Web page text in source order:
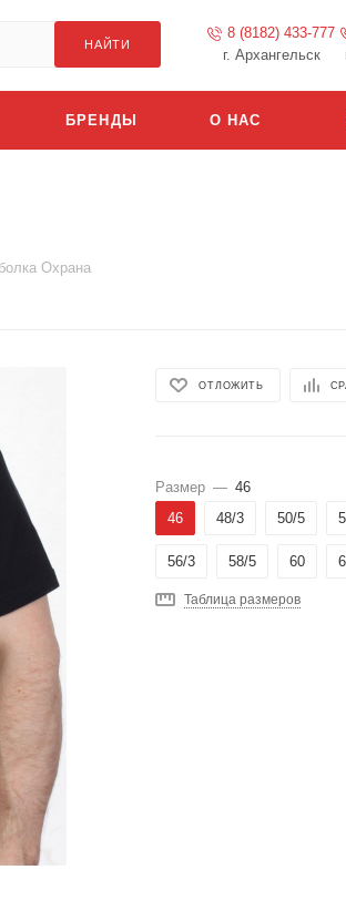
НАЙТИ
8 (8182) 433-777
г. Архангельск
БРЕНДЫ О НАС
Охрана
ОТЛОЖИТЬ
Размер — 46
46
48/3 50/5
56/3 58/5 60
Таблица размеров